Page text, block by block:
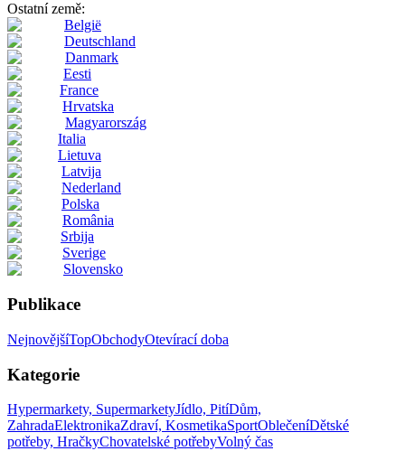
Ostatní země:
België
Deutschland
Danmark
Eesti
France
Hrvatska
Magyarország
Italia
Lietuva
Latvija
Nederland
Polska
România
Srbija
Sverige
Slovensko
Publikace
NejnovějšíTopObchodyOtevírací doba
Kategorie
Hypermarkety, SupermarketyJídlo, PitíDům,
ZahradaElektronikaZdraví, KosmetikaSportOblečeníDětské
potřeby, HračkyChovatelské potřebyVolný čas